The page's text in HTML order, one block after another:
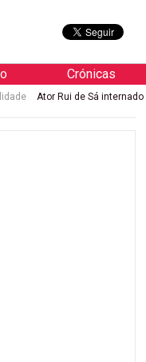
Crónicas
Sá internado de urgência com